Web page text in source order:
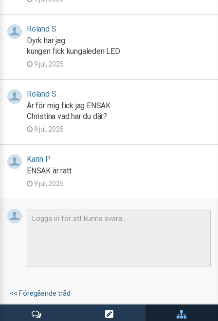
Roland S
Dyrk har jag
kungen fick kungaleden LED
9 jul, 2025
Roland S
Är för mig fick jag ENSAK
Christina vad har du där?
9 jul, 2025
Karin P
ENSAK är rätt.
9 jul, 2025
<< Föregående tråd